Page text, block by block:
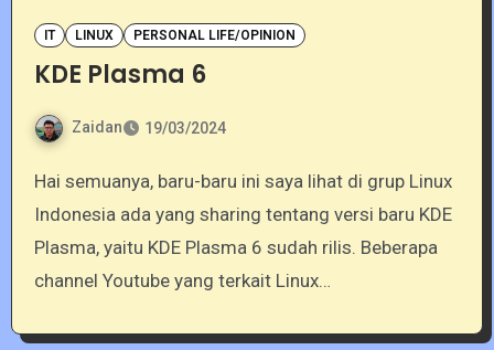
IT LINUX PERSONAL LIFE/OPINION
KDE Plasma 6
Zaidan 19/03/2024
Hai semuanya, baru-baru ini saya lihat di grup Linux
Indonesia ada yang sharing tentang versi baru KDE
Plasma, yaitu KDE Plasma 6 sudah rilis. Beberapa
channel Youtube yang terkait Linux…